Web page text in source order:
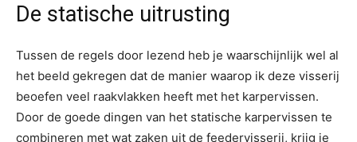
De statische uitrusting
Tussen de regels door lezend heb je waarschijnlijk wel al
het beeld gekregen dat de manier waarop ik deze visserij
beoefen veel raakvlakken heeft met het karpervissen.
Door de goede dingen van het statische karpervissen te
combineren met wat zaken uit de feedervisserij, krijg je